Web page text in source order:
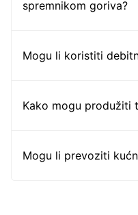
spremnikom goriva?
Mogu li koristiti
Kako mogu produžiti
Mogu li prevoziti